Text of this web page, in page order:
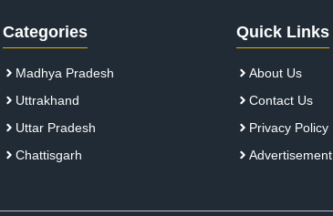
Categories
Madhya Pradesh
Uttrakhand
Uttar Pradesh
Chattisgarh
Quick Links
About Us
Contact Us
Privacy Policy
Advertisement